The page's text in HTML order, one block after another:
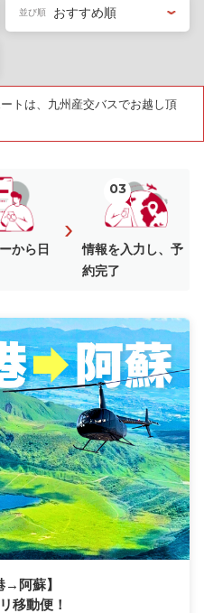
トは、九州産交バスでお越し頂
から日
›
03
情報を入力し、予
約完了
→阿蘇】
移動便！